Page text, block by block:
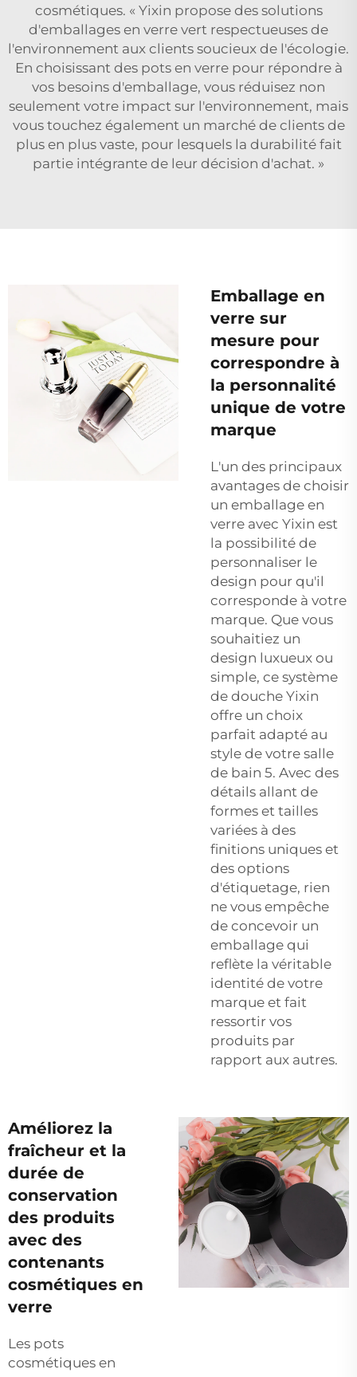
cosmétiques. « Yixin propose des solutions
d'emballages en verre vert respectueuses de
l'environnement aux clients soucieux de l'écologie.
En choisissant des pots en verre pour répondre à
vos besoins d'emballage, vous réduisez non
seulement votre impact sur l'environnement, mais
vous touchez également un marché de clients de
plus en plus vaste, pour lesquels la durabilité fait
partie intégrante de leur décision d'achat. »
Emballage en
verre sur
mesure pour
correspondre à
la personnalité
unique de votre
marque
L'un des principaux
avantages de choisir
un emballage en
verre avec Yixin est
la possibilité de
personnaliser le
design pour qu'il
corresponde à votre
marque. Que vous
souhaitiez un
design luxueux ou
simple, ce système
de douche Yixin
offre un choix
parfait adapté au
style de votre salle
de bain 5. Avec des
détails allant de
formes et tailles
variées à des
finitions uniques et
des options
d'étiquetage, rien
ne vous empêche
de concevoir un
emballage qui
reflète la véritable
identité de votre
marque et fait
ressortir vos
produits par
rapport aux autres.
Améliorez la
fraîcheur et la
durée de
conservation
des produits
avec des
contenants
cosmétiques en
verre
Les pots
cosmétiques en